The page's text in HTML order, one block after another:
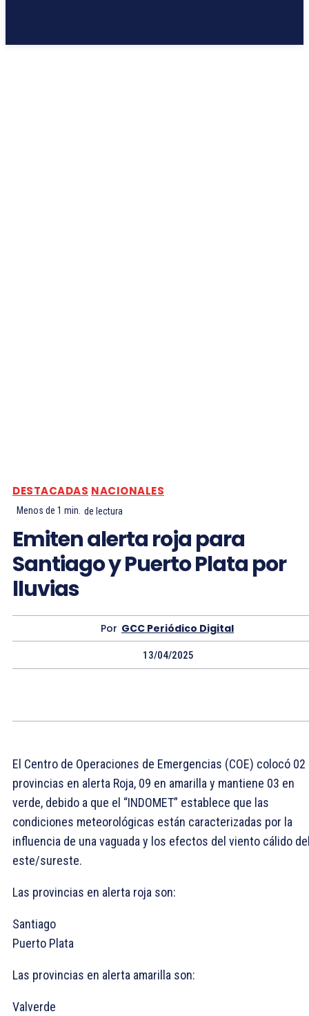
DESTACADAS NACIONALES
Menos de 1 min. de lectura
Emiten alerta roja para
Santiago y Puerto Plata por
lluvias
Por GCC Periódico Digital
13/04/2025
El Centro de Operaciones de Emergencias (COE) colocó 02
provincias en alerta Roja, 09 en amarilla y mantiene 03 en
verde, debido a que el “INDOMET” establece que las
condiciones meteorológicas están caracterizadas por la
influencia de una vaguada y los efectos del viento cálido
este/sureste.
Las provincias en alerta roja son:
Santiago
Puerto Plata
Las provincias en alerta amarilla son:
Valverde